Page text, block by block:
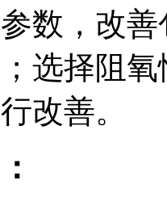
数，改善
选择阻
改善。